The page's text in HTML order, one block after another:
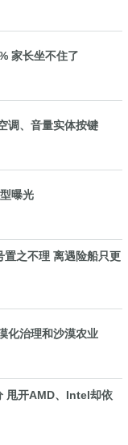
家长坐不住了
调、音量实体按键
曝光
置之不理 离遇险船只更
化治理和沙漠农业
甩开AMD、Intel却依